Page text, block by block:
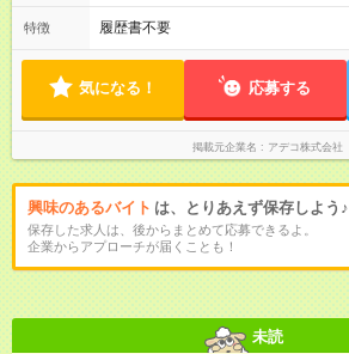
特徴 履歴書不要
気になる！ 応募する
掲載元企業名 アデコ株式会社
興味のあるバイト は、とりあえず保存しよう♪
保存した求人は、後からまとめて応募できるよ。
企業からアプローチが届くことも！
未読